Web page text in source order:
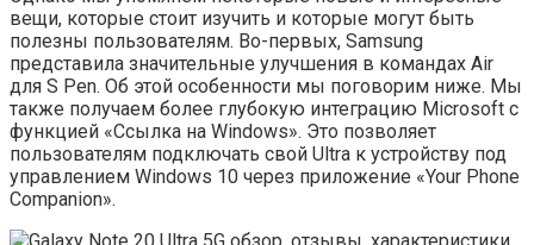
вещи, которые стоит изучить и которые могут быть
полезны пользователям. Во-первых, Samsung
представила значительные улучшения в командах Air
для S Pen. Об этой особенности мы поговорим ниже. Мы
также получаем более глубокую интеграцию Microsoft с
функцией «Ссылка на Windows». Это позволяет
пользователям подключать свой Ultra к устройству под
управлением Windows 10 через приложение «Your Phone
Companion».